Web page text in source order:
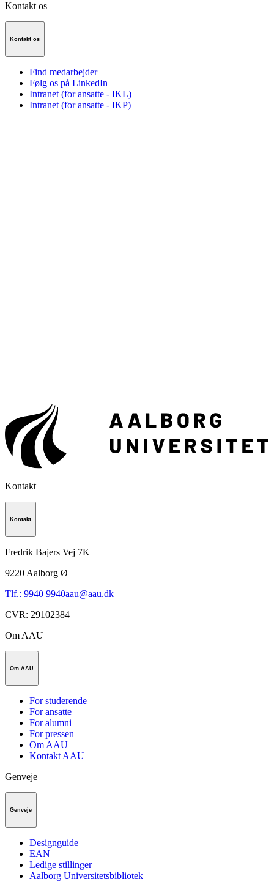
Kontakt os
Kontakt os
Find medarbejder
Følg os på LinkedIn
Intranet (for ansatte - IKL)
Intranet (for ansatte - IKP)
Kontakt
Kontakt
Fredrik Bajers Vej 7K
9220 Aalborg Ø
Tlf.: 9940 9940aau@aau.dk
CVR: 29102384
Om AAU
Om AAU
For studerende
For ansatte
For alumni
For pressen
Om AAU
Kontakt AAU
Genveje
Genveje
Designguide
EAN
Ledige stillinger
Aalborg Universitetsbibliotek